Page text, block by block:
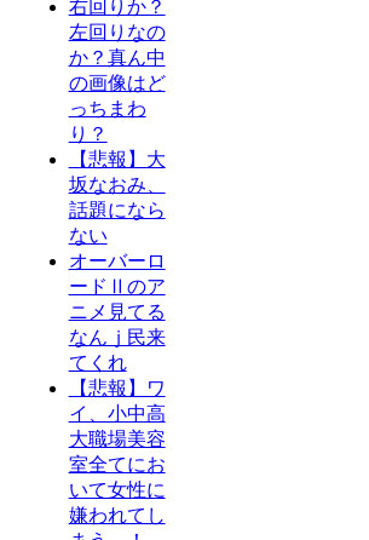
右回りか？
左回りなの
か？真ん中
の画像はど
っちまわ
り？
【悲報】大
坂なおみ、
話題になら
ない
オーバーロ
ードⅡのア
ニメ見てる
なんｊ民来
てくれ
【悲報】ワ
イ、小中高
大職場美容
室全てにお
いて女性に
嫌われてし